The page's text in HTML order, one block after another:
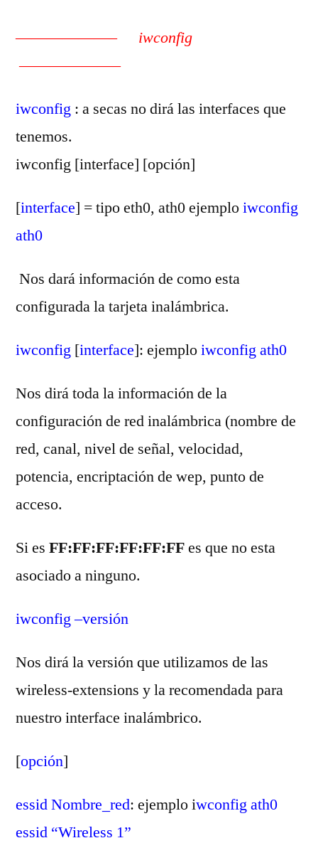
——————– iwconfig
——————–
iwconfig : a secas no dirá las interfaces que
tenemos.
iwconfig [interface] [opción]
[interface] = tipo eth0, ath0 ejemploiwconfig
ath0
Nos dará información de como esta
configurada la tarjeta inalámbrica.
iwconfig [interface]: ejemploiwconfig ath0
Nos dirá toda la información de la
configuración de red inalámbrica (nombre de
red, canal, nivel de señal, velocidad,
potencia, encriptación de wep, punto de
acceso.
Si es FF:FF:FF:FF:FF:FFes que no esta
asociado a ninguno.
iwconfig –versión
Nos dirá la versión que utilizamos de las
wireless-extensions y la recomendada para
nuestro interface inalámbrico.
[opción]
essid Nombre_red: ejemplo iwconfig ath0
essid “Wireless 1”